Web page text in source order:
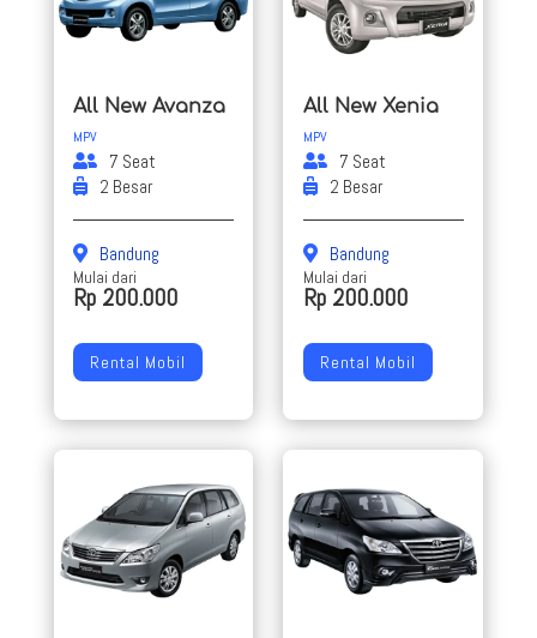
All New Avanza
MPV
7 Seat
2 Besar
Bandung
Mulai dari
Rp 200.000
Rental Mobil
All New Xenia
MPV
7 Seat
2 Besar
Bandung
Mulai dari
Rp 200.000
Rental Mobil